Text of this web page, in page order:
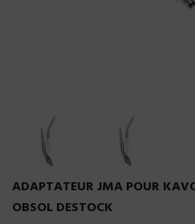
ADAPTATEUR JMA POUR
OBSOL DESTOCK